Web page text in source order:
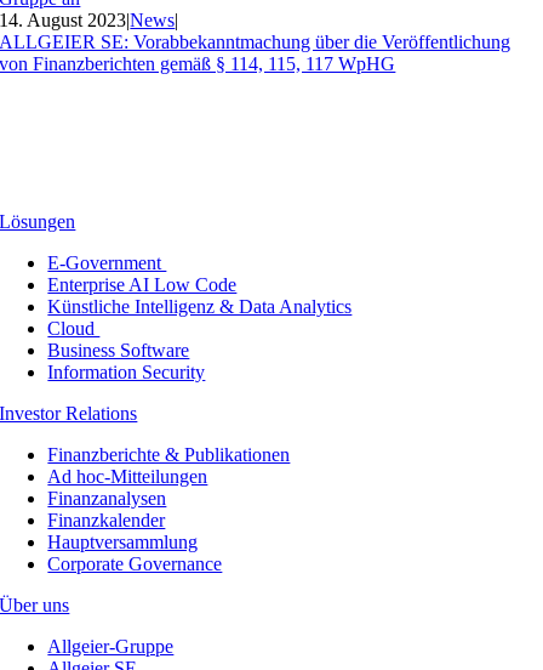
14. August 2023|News|
ALLGEIER SE: Vorabbekanntmachung über die Veröffentlichung
von Finanzberichten gemäß § 114, 115, 117 WpHG
Lösungen
E-Government
Enterprise AI Low Code
Künstliche Intelligenz & Data Analytics
Cloud
Business Software
Information Security
Investor Relations
Finanzberichte & Publikationen
Ad hoc-Mitteilungen
Finanzanalysen
Finanzkalender
Hauptversammlung
Corporate Governance
Über uns
Allgeier-Gruppe